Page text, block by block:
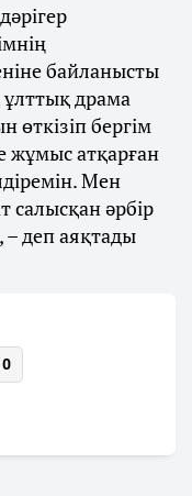
байланысты
драма
бергім
жұмыс атқарған
Мен
салысқан әрбір
деп аяқтады
0